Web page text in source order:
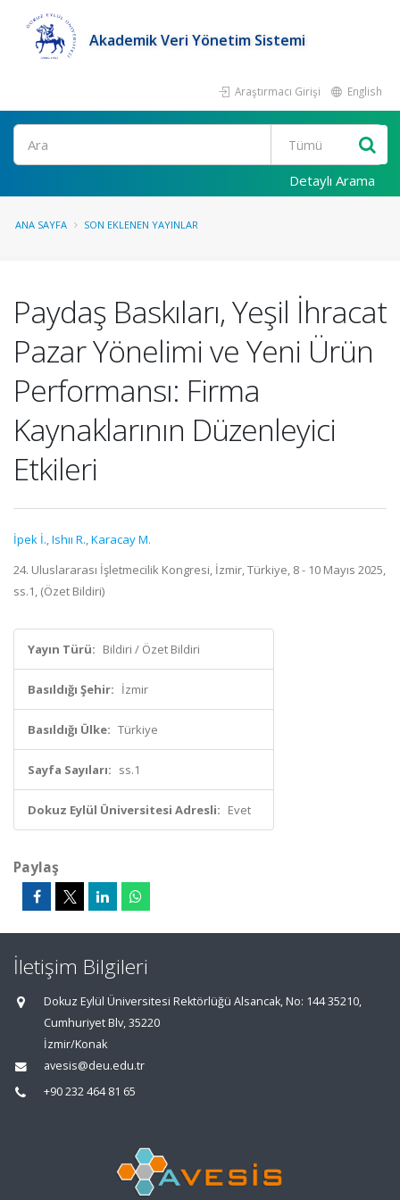
Akademik Veri Yönetim Sistemi
Araştırmacı Girişi English
Ara
Detaylı Arama
ANA SAYFA SON EKLENEN YAYINLAR
Paydaş Baskıları, Yeşil İhracat
Pazar Yönelimi ve Yeni Ürün
Performansı: Firma
Kaynaklarının Düzenleyici
Etkileri
İpek İ.,Ishıı R.,Karacay M.
24. Uluslararası İşletmecilik Kongresi, İzmir, Türkiye, 8 - 10 Mayıs 2025,
ss.1, (Özet Bildiri)
Yayın Türü: Bildiri / Özet Bildiri
Basıldığı Şehir: İzmir
Basıldığı Ülke: Türkiye
Sayfa Sayıları: ss.1
Dokuz Eylül Üniversitesi Adresli: Evet
Paylaş
İletişim Bilgileri
Dokuz Eylül Üniversitesi Rektörlüğü Alsancak, No: 144 35210,
Cumhuriyet Blv, 35220
İzmir/Konak
avesis@deu.edu.tr
+90 232 464 81 65